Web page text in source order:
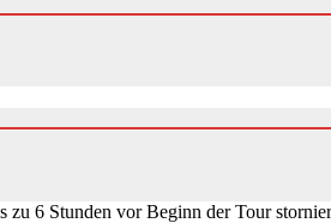
6 Stunden vor Beginn der Tour